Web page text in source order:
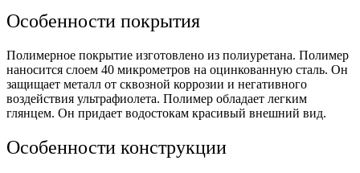
Особенности покрытия
Полимерное покрытие изготовлено из полиуретана. Полимер
наносится слоем 40 микрометров на оцинкованную сталь. Он
защищает металл от сквозной коррозии и негативного
воздействия ультрафиолета. Полимер обладает легким
глянцем. Он придает водостокам красивый внешний вид.
Особенности конструкции